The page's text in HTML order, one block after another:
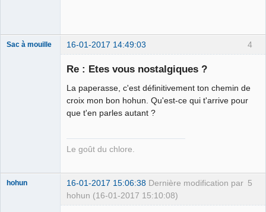
4
Sac à mouille 16-01-2017 14:49:03
Re : Etes vous nostalgiques ?
La paperasse, c'est définitivement ton chemin de
croix mon bon hohun. Qu'est-ce qui t'arrive pour
que t'en parles autant ?
Le goût du chlore.
5
hohun 16-01-2017 15:06:38 Dernière modification par
hohun (16-01-2017 15:10:08)